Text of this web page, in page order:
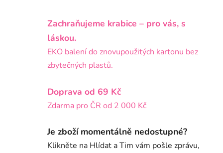
Zachraňujeme krabice – pro vás, s
láskou.
EKO balení do znovupoužitých kartonu bez
zbytečných plastů.
Doprava od 69 Kč
Zdarma pro ČR od 2 000 Kč
Je zboží momentálně nedostupné?
Klikněte na Hlídat a Tim vám pošle zprávu,